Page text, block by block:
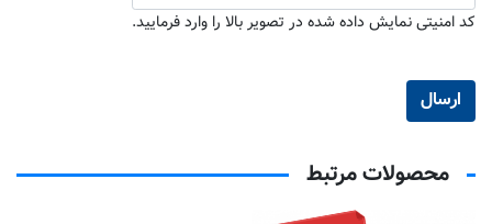
کد امنیتی نمایش داده شده در تصویر بالا را وارد فرمایید.
محصولات مرتبط
تماس بگیرید